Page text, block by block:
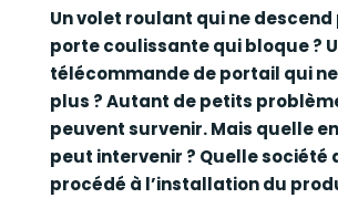
Un volet roulant qui ne descend
porte coulissante qui bloque ?
télécommande de portail qui
plus ? Autant de petits
peuvent survenir. Mais quelle
peut intervenir ? Quelle société
procédé à l’installation du